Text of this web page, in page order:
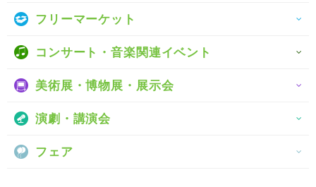
フリーマーケット
コンサート・音楽関連イベント
美術展・博物展・展示会
演劇・講演会
フェア